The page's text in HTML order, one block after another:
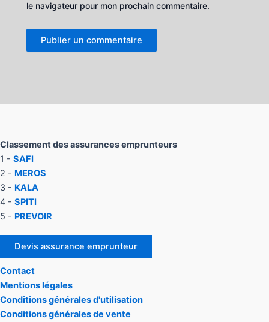
le navigateur pour mon prochain commentaire.
Classement des assurances emprunteurs
1 - SAFI
2 - MEROS
3 - KALA
4 - SPITI
5 - PREVOIR
Devis assurance emprunteur
Contact
Mentions légales
Conditions générales d'utilisation
Conditions générales de vente